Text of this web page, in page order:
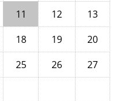
11 12
13
18 19
20
25 26
27